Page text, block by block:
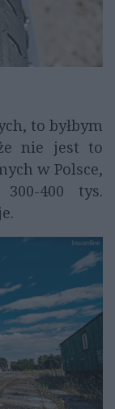
to byłbym
nie jest to
w Polsce,
400 tys.